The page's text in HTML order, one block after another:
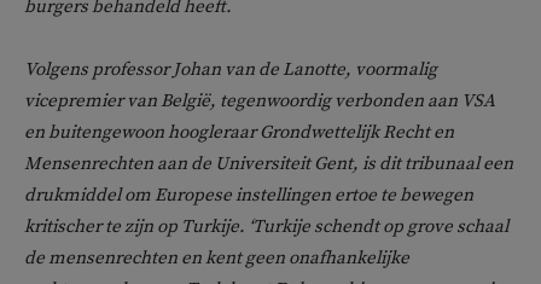
burgers behandeld heeft.
Volgens professor Johan van de Lanotte, voormalig
vicepremier van België, tegenwoordig verbonden aan VSA
en buitengewoon hoogleraar Grondwettelijk Recht en
Mensenrechten aan de Universiteit Gent, is dit tribunaal een
drukmiddel om Europese instellingen ertoe te bewegen
kritischer te zijn op Turkije. ‘Turkije schendt op grove schaal
de mensenrechten en kent geen onafhankelijke